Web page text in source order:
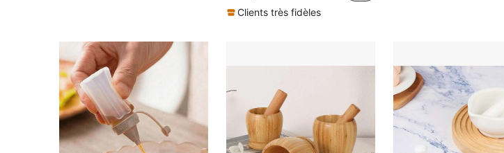
Clients très fidèles